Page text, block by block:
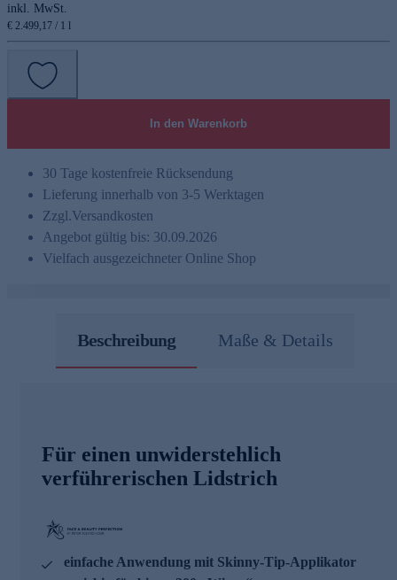
inkl. MwSt.
€ 2.499,17 / 1 l
In den Warenkorb
30 Tage kostenfreie Rücksendung
Lieferung innerhalb von 3-5 Werktagen
Zzgl.Versandkosten
Angebot gültig bis: 30.09.2026
Vielfach ausgezeichneter Online Shop
Beschreibung Maße & Details
Für einen unwiderstehlich
verführerischen Lidstrich
einfache Anwendung mit Skinny-Tip-Applikator